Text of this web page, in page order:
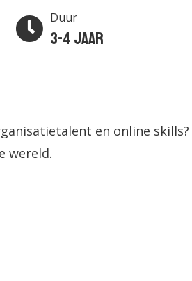
Duur
3-4 jaar
en online
wereld.